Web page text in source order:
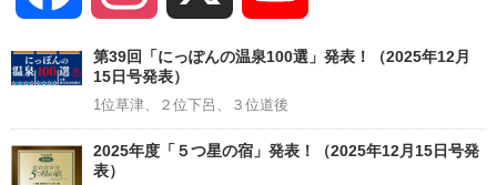
Channel
第39回「にっぽんの温泉100選」発表！（2025年12月
15日号発表）
1位草津、２位下呂、３位道後
2025年度「５つ星の宿」発表！（2025年12月15日号発
表）